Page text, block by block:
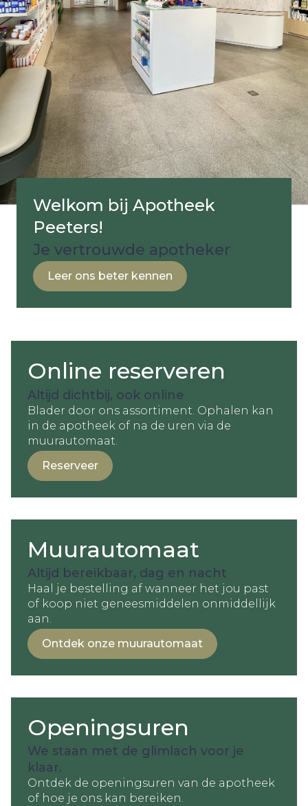
Welkom bij Apotheek
Peeters!
Je vertrouwde apotheker
Leer ons beter kennen
Online reserveren
Altijd dichtbij, ook online
Blader door ons assortiment. Ophalen kan
in de apotheek of na de uren via de
muurautomaat.
Reserveer
Muurautomaat
Altijd bereikbaar, dag en nacht
Haal je bestelling af wanneer het jou past
of koop niet geneesmiddelen onmiddellijk
aan.
Ontdek onze muurautomaat
Openingsuren
We staan met de glimlach voor je
klaar.
Ontdek de openingsuren van de apotheek
of hoe je ons kan bereiken.